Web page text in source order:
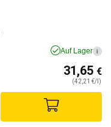
Auf Lager i
31,65 €
(42,21 €/l)